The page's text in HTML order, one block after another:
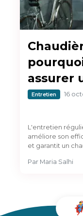
assurer
Entretien 16
L'entretien
améliore son
et garantit un
Par Maria Salhi